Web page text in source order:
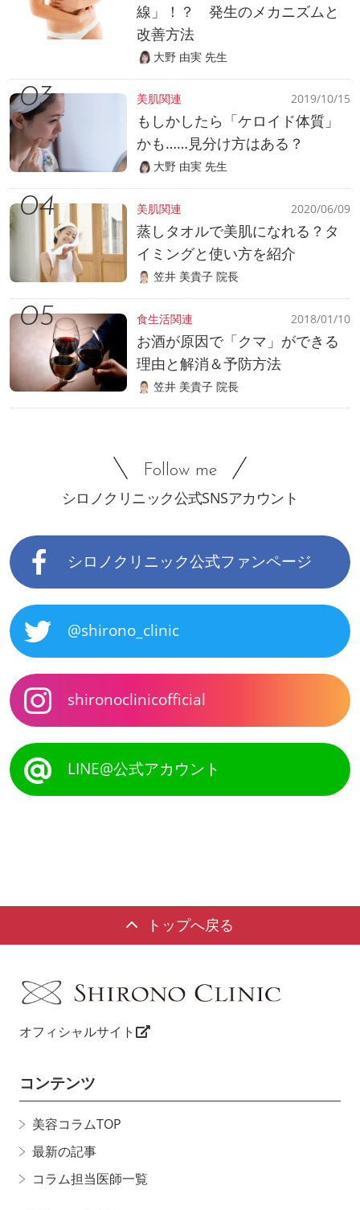
線」！？ 発生のメカニズムと
改善方法
大野 由実 先生
美肌関連 2019/10/15
もしかしたら「ケロイド体質」
かも……見分け方はある？
大野 由実 先生
美肌関連 2020/06/09
蒸しタオルで美肌になれる？タ
イミングと使い方を紹介
笠井 美貴子 院長
食生活関連 2018/01/10
お酒が原因で「クマ」ができる
理由と解消＆予防方法
笠井 美貴子 院長
Follow me
シロノクリニック公式SNSアカウント
シロノクリニック公式ファンページ
@shirono_clinic
shironoclinicofficial
LINE@公式アカウント
トップへ戻る
オフィシャルサイト
コンテンツ
美容コラムTOP
最新の記事
コラム担当医師一覧